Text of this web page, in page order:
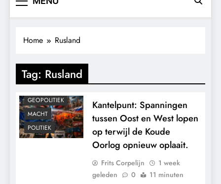
Home Rusland
Tag: Rusland
CONTROLE
GEOPOLITIEK
MACHT
POLITIEK
Kantelpunt: Spanningen
tussen Oost en West lopen
op terwijl de Koude
Oorlog opnieuw oplaait.
Frits Corpelijn
1 week
geleden
0 11 minuten